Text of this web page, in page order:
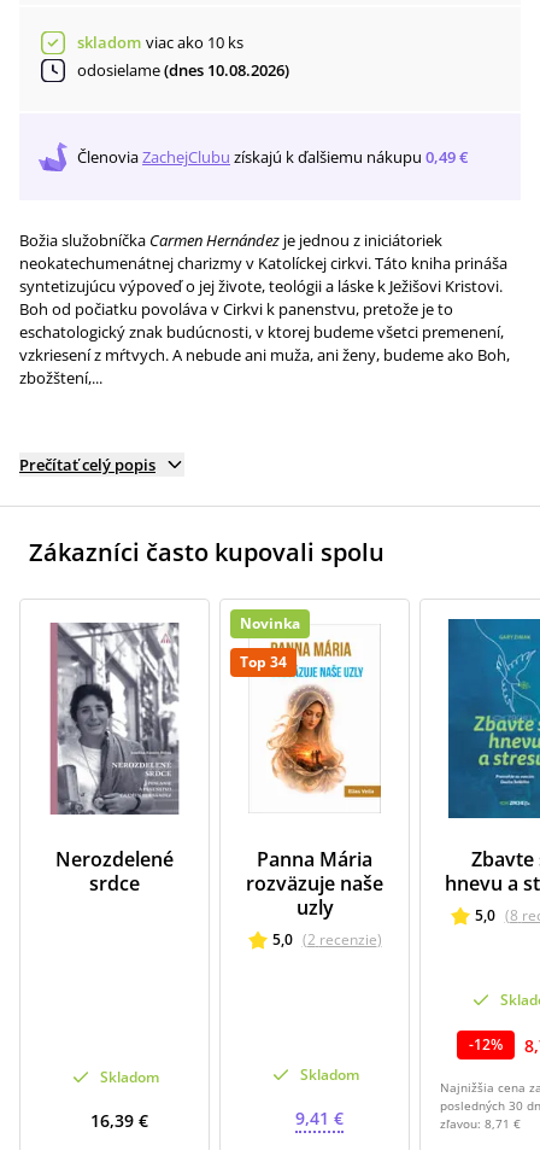
skladom viac ako 10 ks
odosielame(dnes 10.08.2026)
ČlenoviaZachejClubu získajú k ďalšiemu nákupu 0,49 €
Božia služobníčka Carmen Hernández je jednou z iniciátoriek
neokatechumenátnej charizmy v Katolíckej cirkvi. Táto kniha prináša
syntetizujúcu výpoveď o jej živote, teológii a láske k Ježišovi Kristovi.
Boh od počiatku povoláva v Cirkvi k panenstvu, pretože je to
eschatologický znak budúcnosti, v ktorej budeme všetci premenení,
vzkriesení z mŕtvych. A nebude ani muža, ani ženy, budeme ako Boh,
zbožštení,...
Prečítať celý popis
Zákazníci často kupovali spolu
Nerozdelené
srdce
Skladom
16,39 €
Novinka
Top 34
Panna Mária
rozväzuje naše
uzly
5,0 (2 recenzie)
Skladom
9,41 €
Zbavte
hnevu a
5,0 (8
-12%
Najnižšia cena
posledných 30
zľavou: 8,71 €